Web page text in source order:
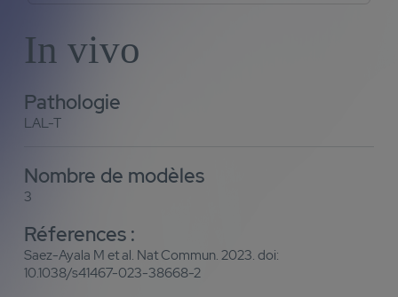
In vivo
Pathologie
LAL-T
Nombre de modèles
3
Réferences :
Saez-Ayala M et al. Nat Commun. 2023. doi:
10.1038/s41467-023-38668-2